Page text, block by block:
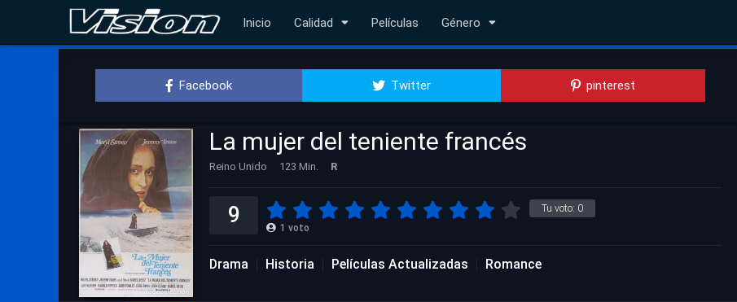
Inicio Calidad Películas Género
Facebook Twitter pinterest
La mujer del teniente francés
Reino Unido 123 Min. R
Tu voto: 0
9 1 voto
Drama Historia Películas Actualizadas Romance